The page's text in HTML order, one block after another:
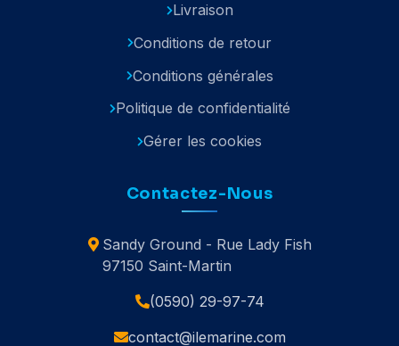
Livraison
Conditions de retour
Conditions générales
Politique de confidentialité
Gérer les cookies
Contactez-Nous
Sandy Ground - Rue Lady Fish
97150 Saint-Martin
(0590) 29-97-74
contact@ilemarine.com